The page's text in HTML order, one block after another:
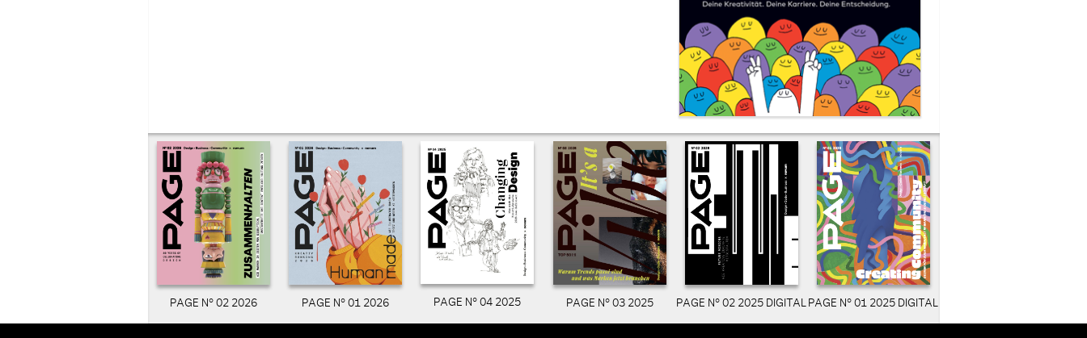
PAGE N° 02 2026 PAGE N° 01 2026 PAGE N° 04 2025 PAGE N° 03 2025 PAGE N° 02 2025 DIGITAL PAGE N° 01 2025 DIGITAL